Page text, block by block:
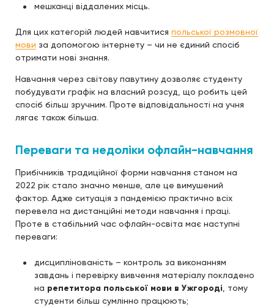
мешканці віддалених місць.
Для цих категорій людей навчитися польської розмовної
мови за допомогою інтернету – чи не єдиний спосіб
отримати нові знання.
Навчання через світову павутину дозволяє студенту
побудувати графік на власний розсуд, що робить цей
спосіб більш зручним. Проте відповідальності на учня
лягає також більша.
Переваги та недоліки офлайн-навчання
Прибічників традиційної форми навчання станом на
2022 рік стало значно менше, але це вимушений
фактор. Адже ситуація з пандемією практично всіх
перевела на дистанційні методи навчання і праці.
Проте в стабільний час офлайн-освіта має наступні
переваги:
дисциплінованість – контроль за виконанням
завдань і перевірку вивчення матеріалу покладено
на репетитора польської мови в Ужгороді, тому
студенти більш сумлінно працюють;